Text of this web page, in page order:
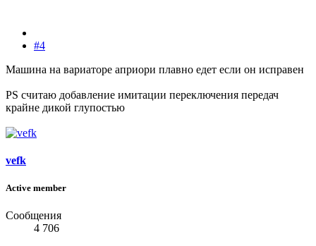
#4
Машина на вариаторе априори плавно едет если он исправен
PS считаю добавление имитации переключения передач
крайне дикой глупостью
vefk
Active member
Сообщения
4 706